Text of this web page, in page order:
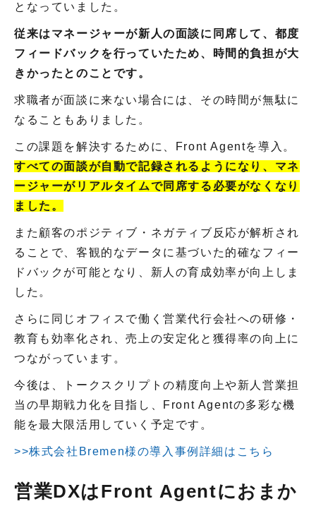
となっていました。
従来はマネージャーが新人の面談に同席して、都度
フィードバックを行っていたため、時間的負担が大
きかったとのことです。
求職者が面談に来ない場合には、その時間が無駄に
なることもありました。
この課題を解決するために、Front Agentを導入。
すべての面談が自動で記録されるようになり、マネ
ージャーがリアルタイムで同席する必要がなくなり
ました。
また顧客のポジティブ・ネガティブ反応が解析され
ることで、客観的なデータに基づいた的確なフィー
ドバックが可能となり、新人の育成効率が向上しま
した。
さらに同じオフィスで働く営業代行会社への研修・
教育も効率化され、売上の安定化と獲得率の向上に
つながっています。
今後は、トークスクリプトの精度向上や新人営業担
当の早期戦力化を目指し、Front Agentの多彩な機
能を最大限活用していく予定です。
>>株式会社Bremen様の導入事例詳細はこちら
営業DXはFront Agentにおまか